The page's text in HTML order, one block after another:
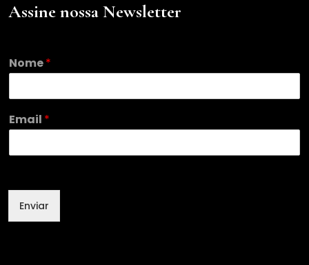
Assine nossa Newsletter
N
o
e
m
i
m
i
Nome*
Email *
Enviar